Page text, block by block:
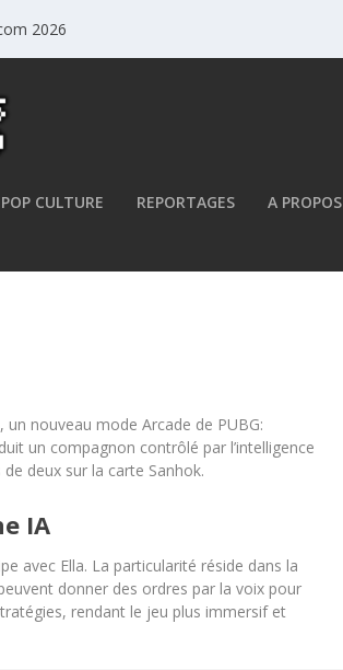
2026
CULTURE REPORTAGES A PROPOS
nouveau mode Arcade de PUBG:
un compagnon contrôlé par l’intelligence
deux sur la carte Sanhok.
IA
avec Ella. La particularité réside dans la
donner des ordres par la voix pour
rendant le jeu plus immersif et